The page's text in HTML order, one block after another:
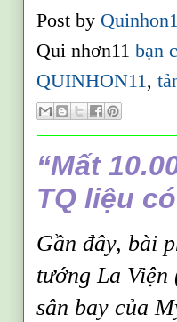
Post by
Qui nhơn11bạn
QUINHON11,
“Mất
TQ liệu
Gần đây, bài
tướng La
sân bay của